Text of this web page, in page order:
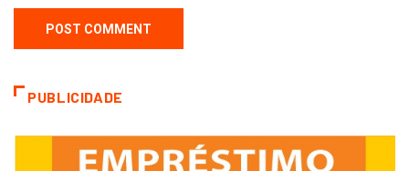
PUBLICIDADE